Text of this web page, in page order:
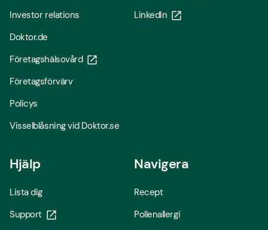
Investor relations
Doktor.de
Företagshälsovård
Företagsförvärv
Policys
Visselblåsning vid Doktor.se
LinkedIn
Hjälp
Lista dig
Support
Navigera
Recept
Pollenallergi